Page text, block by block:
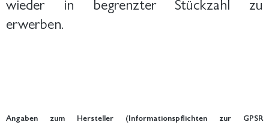
erwerben.
Angaben zum Hersteller (Informationspflichten zur GPSR